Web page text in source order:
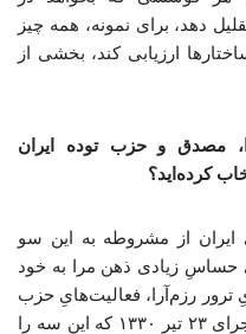
دهد، برای نمونه، همه چیز
ارزیابی کند، بخشی از
مصدق و حزب توده ایران
کرده‌اید؟
ایران از مشروطه به این سو
حساسِ زیادی ذهن مرا به خود
ترور رزم‌آرا، فعالیت‌هایِ حزب
توده به‌ویژه سازمانِ نظامیِ آن و ماجرای ۲۳ تیر ۱۳۳۰ که این سه را